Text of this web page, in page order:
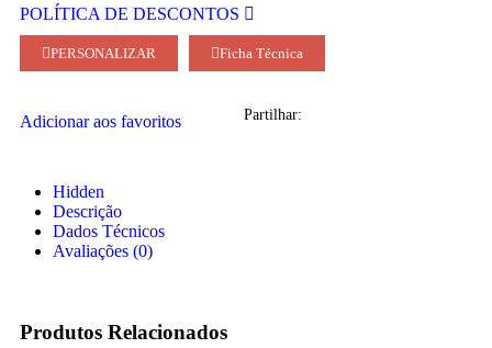
POLÍTICA DE DESCONTOS
PERSONALIZAR Ficha Técnica
Adicionar aos favoritos Partilhar:
Hidden
Descrição
Dados Técnicos
Avaliações (0)
Produtos Relacionados